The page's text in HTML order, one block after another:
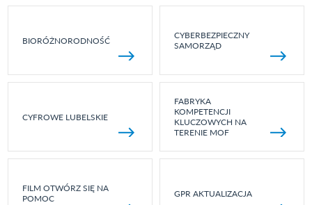
BIORÓŻNORODNOŚĆ
CYBERBEZPIECZNY
SAMORZĄD
CYFROWE LUBELSKIE
FABRYKA
KOMPETENCJI
KLUCZOWYCH NA
TERENIE MOF
FILM OTWÓRZ SIĘ NA
POMOC
GPR AKTUALIZACJA